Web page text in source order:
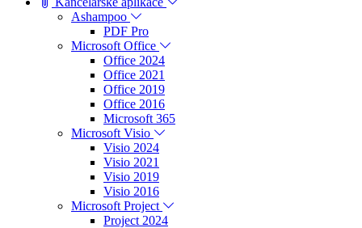
Ashampoo
PDF Pro
Microsoft Office
Office 2024
Office 2021
Office 2019
Office 2016
Microsoft 365
Microsoft Visio
Visio 2024
Visio 2021
Visio 2019
Visio 2016
Microsoft Project
Project 2024